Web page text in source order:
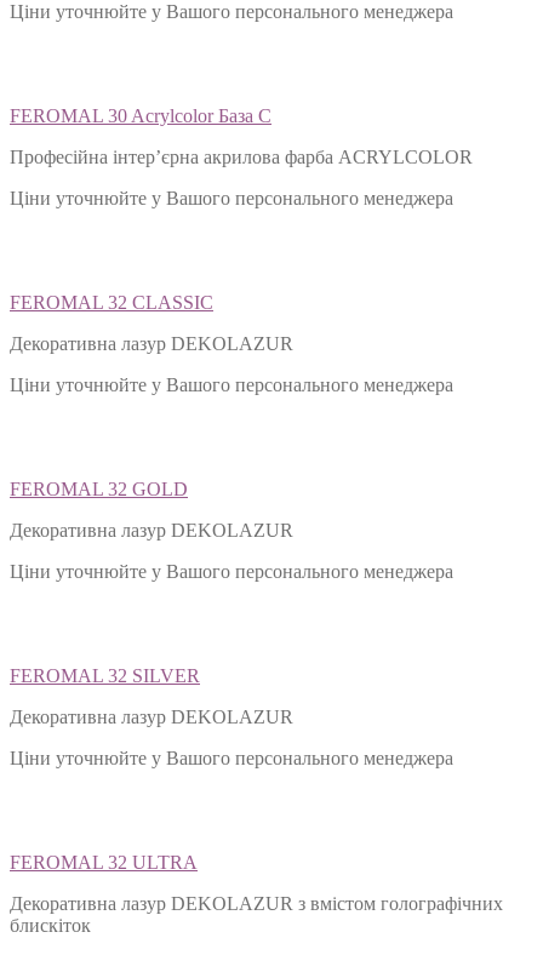
Ціни уточнюйте у Вашого персонального менеджера
FEROMAL 30 Acrylcolor База С
Професійна інтер’єрна акрилова фарба ACRYLCOLOR
Ціни уточнюйте у Вашого персонального менеджера
FEROMAL 32 CLASSIC
Декоративна лазур DEKOLAZUR
Ціни уточнюйте у Вашого персонального менеджера
FEROMAL 32 GOLD
Декоративна лазур DEKOLAZUR
Ціни уточнюйте у Вашого персонального менеджера
FEROMAL 32 SILVER
Декоративна лазур DEKOLAZUR
Ціни уточнюйте у Вашого персонального менеджера
FEROMAL 32 ULTRA
Декоративна лазур DEKOLAZUR з вмістом голографічних
блискіток